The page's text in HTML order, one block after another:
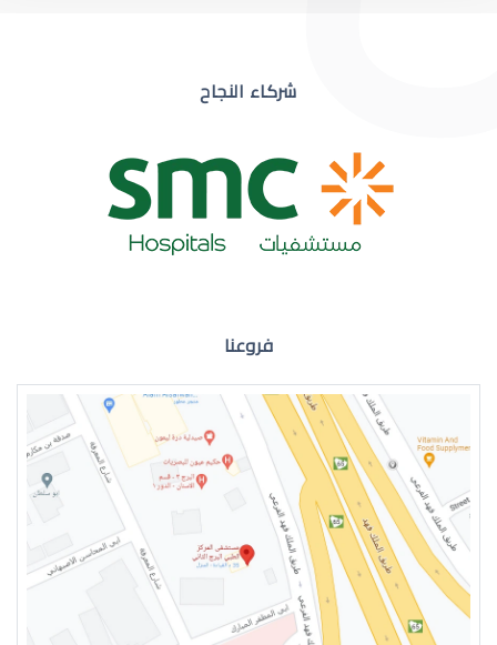
ضعف نظر مفاجئ
ضعف نظر في العين اليسرى
شركاء النجاح
فروعنا